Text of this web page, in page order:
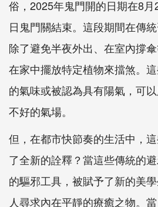
俗，2025年鬼門開的日期在8
日鬼門關結束。這段期間在傳
除了避免半夜外出、在室內撐
在家中擺放特定植物來擋煞。
的氣味或被認為具有陽氣，可
不好的氣場。
但，在都市快節奏的生活中，
了全新的詮釋？當這些傳統的
的驅邪工具，被賦予了新的美
人尋求內在平靜的療癒之物。